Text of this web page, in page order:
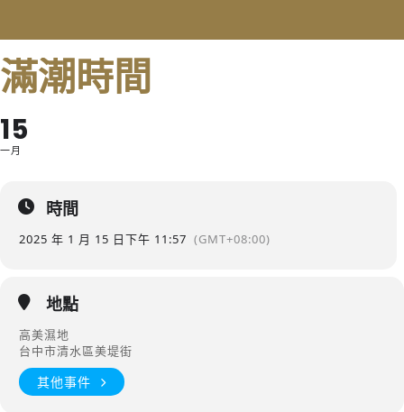
滿潮時間
15
一月
時間
2025 年 1 月 15 日下午 11:57 (GMT+08:00)
地點
高美濕地
台中市清水區美堤街
其他事件